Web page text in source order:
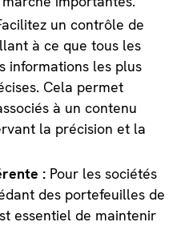
un contrôle de
à ce que tous les
informations les plus
Cela permet
à un contenu
la précision et la
: Pour les sociétés
des portefeuilles de
essentiel de maintenir